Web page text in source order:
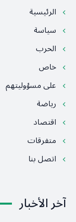
الرئيسية
سياسة
الحرب
خاص
على مسؤوليتهم
رياضة
اقتصاد
متفرقات
اتصل بنا
آخر الأخبار